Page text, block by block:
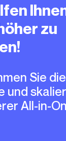
zu
und
All-in-